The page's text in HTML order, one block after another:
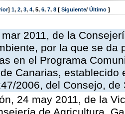
] 1, 2, 3, 4, 5, 6, 7, 8 [ Siguiente/ Último ]
2011, de la
por la que se da
en el Programa
Canarias,
2006, del Consejo,
24 may 2011, de la